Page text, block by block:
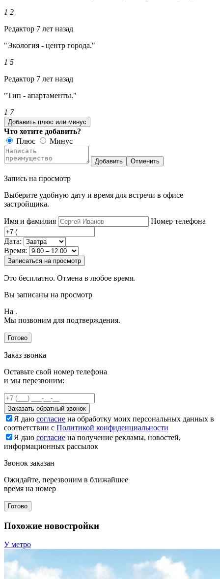
1 2
Редактор 7 лет назад
"Экология - центр города."
1 5
Редактор 7 лет назад
"Тип - апартаменты."
1 7
Добавить плюс или минус
Что хотите добавить?
Плюс
Минус
Добавить Отменить
Запись на просмотр
Выберите удобную дату и время для встречи в офисе
застройщика.
Имя и фамилия Номер телефона
Дата:
Время:
Записаться на просмотр
Это бесплатно. Отмена в любое время.
Вы записаны на просмотр
На .
Мы позвоним для подтверждения.
Готово
Заказ звонка
Оставьте свой номер телефона
и мы перезвоним:
Заказать обратный звонок
Я даю согласие на обработку моих персональных данных в
соответствии с Политикой конфиденциальности
Я даю согласие на получение рекламы, новостей,
информационных рассылок
Звонок заказан
Ожидайте, перезвоним в ближайшее
время на номер
Готово
Похожие новостройки
У метро